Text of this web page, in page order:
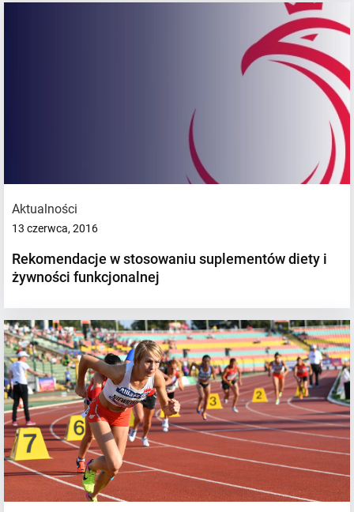
Aktualności
13 czerwca, 2016
Rekomendacje w stosowaniu suplementów diety i
żywności funkcjonalnej